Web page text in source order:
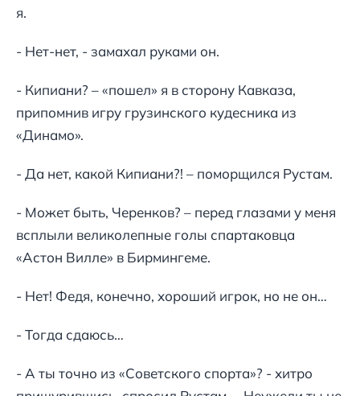
я.
- Нет-нет, - замахал руками он.
- Кипиани? – «пошел» я в сторону Кавказа,
припомнив игру грузинского кудесника из
«Динамо».
- Да нет, какой Кипиани?! – поморщился Рустам.
- Может быть, Черенков? – перед глазами у меня
всплыли великолепные голы спартаковца
«Астон Вилле» в Бирмингеме.
- Нет! Федя, конечно, хороший игрок, но не он…
- Тогда сдаюсь…
- А ты точно из «Советского спорта»? - хитро